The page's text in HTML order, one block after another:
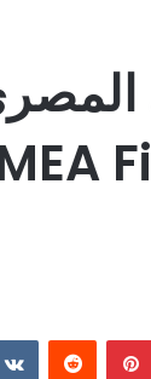
بينتيريست